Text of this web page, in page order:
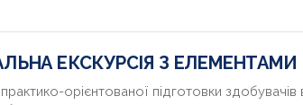
ЕКСКУРСІЯ З
орієнтованої підготовки